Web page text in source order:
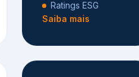
Ratings ESG
Saiba mais